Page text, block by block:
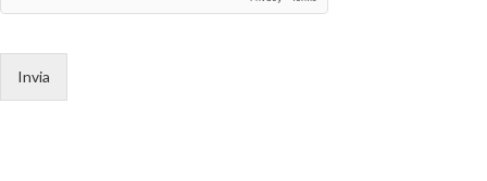
Invia